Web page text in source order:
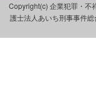
Copyright(c) 企業犯罪・不
護士法人あいち刑事事件